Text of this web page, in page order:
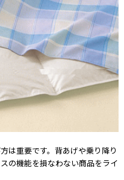
は重要です。背あげや乗り降り
の機能を損なわない商品をライ